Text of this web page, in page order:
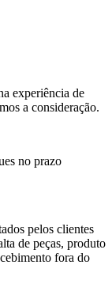
experiência de
a consideração.
no prazo
pelos clientes
de peças, produto
fora do